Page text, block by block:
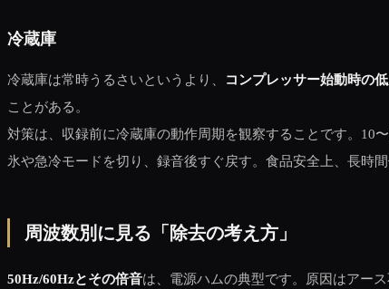
冷蔵庫
冷蔵庫は常時うるさいというより、 コンプレッサー始動時の
ことがある。
対策は、収録前に冷蔵庫の動作周期を観察することです。10
氷や急冷モードを切り、録音後すぐ戻す。食品安全上、長時間
周波数別に見る「除去の考え方」
50Hz/60Hzとその倍音は、電源ハムの典型です。原因はアー